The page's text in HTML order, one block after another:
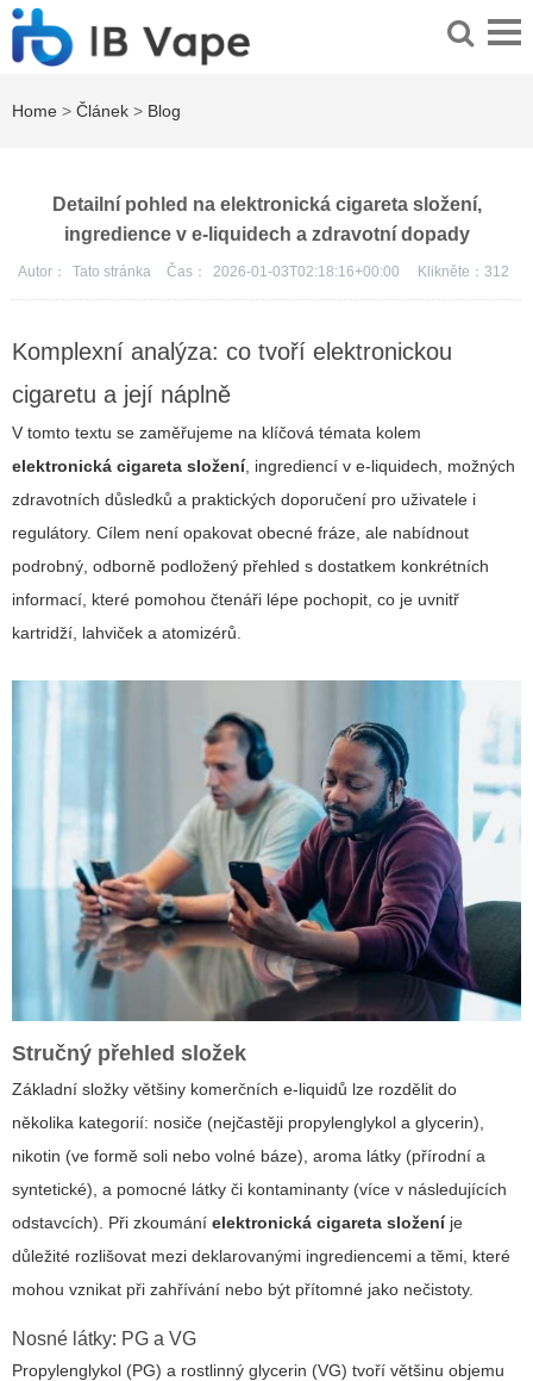
Home > Článek > Blog
Detailní pohled na elektronická cigareta složení,
ingredience v e-liquidech a zdravotní dopady
Autor： Tato stránka Čas： 2026-01-03T02:18:16+00:00 Klikněte： 312
Komplexní analýza: co tvoří elektronickou
cigaretu a její náplně
V tomto textu se zaměřujeme na klíčová témata kolem
elektronická cigareta složení, ingrediencí v e-liquidech, možných
zdravotních důsledků a praktických doporučení pro uživatele i
regulátory. Cílem není opakovat obecné fráze, ale nabídnout
podrobný, odborně podložený přehled s dostatkem konkrétních
informací, které pomohou čtenáři lépe pochopit, co je uvnitř
kartridží, lahviček a atomizérů.
Stručný přehled složek
Základní složky většiny komerčních e‑liquidů lze rozdělit do
několika kategorií: nosiče (nejčastěji propylenglykol a glycerin),
nikotin (ve formě soli nebo volné báze), aroma látky (přírodní a
syntetické), a pomocné látky či kontaminanty (více v následujících
odstavcích). Při zkoumání elektronická cigareta složeníje
důležité rozlišovat mezi deklarovanými ingrediencemi a těmi, které
mohou vznikat při zahřívání nebo být přítomné jako nečistoty.
Nosné látky: PG a VG
Propylenglykol (PG) a rostlinný glycerin (VG) tvoří většinu objemu